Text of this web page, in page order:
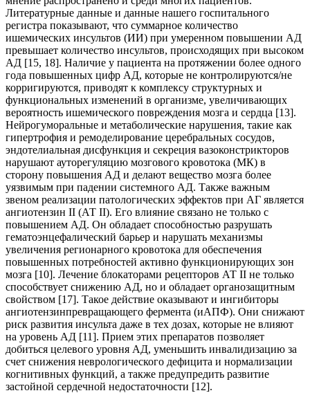
Литературные данные и данные нашего госпитального
регистра показывают, что суммарное количество
ишемических инсультов (ИИ) при умеренном повышении АД
превышает количество инсультов, происходящих при высоком
АД [15, 18]. Наличие у пациента на протяжении более одного
года повышенных цифр АД, которые не контролируются/не
корригируются, приводят к комплексу структурных и
функциональных изменений в организме, увеличивающих
вероятность ишемического повреждения мозга и сердца [13].
Нейрогуморальные и метаболические нарушения, такие как
гипертрофия и ремоделирование церебральных сосудов,
эндотелиальная дисфункция и секреция вазоконстрикторов
нарушают ауторегуляцию мозгового кровотока (МК) в
сторону повышения АД и делают вещество мозга более
уязвимым при падении системного АД. Также важным
звеном реализации патологических эффектов при АГ является
ангиотензин II (АТ II). Его влияние связано не только с
повышением АД. Он обладает способностью разрушать
гематоэнцефалический барьер и нарушать механизмы
увеличения регионарного кровотока для обеспечения
повышенных потребностей активно функционирующих зон
мозга [10]. Лечение блокаторами рецепторов АТ II не только
способствует снижению АД, но и обладает органозащитным
свойством [17]. Такое действие оказывают и ингибиторы
ангиотензинпревращающего фермента (иАПФ). Они снижают
риск развития инсульта даже в тех дозах, которые не влияют
на уровень АД [11]. Прием этих препаратов позволяет
добиться целевого уровня АД, уменьшить инвалидизацию за
счет снижения неврологического дефицита и нормализации
когнитивных функций, а также предупредить развитие
застойной сердечной недостаточности [12].